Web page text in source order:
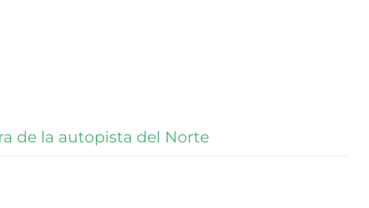
de la autopista del Norte